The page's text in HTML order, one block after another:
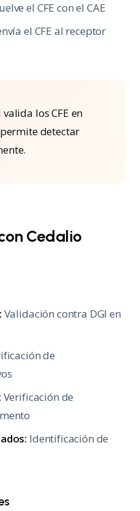
el CFE con el CAE
el CFE al receptor
valida los CFE en
detectar
Cedalio
Validación contra DGI en
de
Verificación de
Identificación de